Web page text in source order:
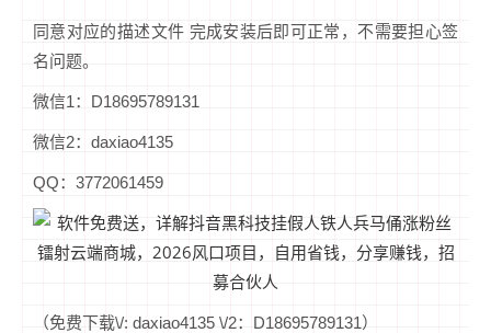
同意对应的描述文件 完成安装后即可正常，不需要担心签
名问题。
微信1：D18695789131
微信2：daxiao4135
QQ：3772061459
（免费下载\/: daxiao4135 \/2：D18695789131）